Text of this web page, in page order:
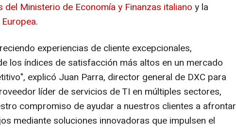
del Ministerio de Economía y Finanzas italiano y la
.
experiencias de cliente excepcionales,
los índices de satisfacción más altos en un mercado
explicó Juan Parra, director general de DXC para
líder de servicios de TI en múltiples sectores,
compromiso de ayudar a nuestros clientes a afrontar
mediante soluciones innovadoras que impulsen el